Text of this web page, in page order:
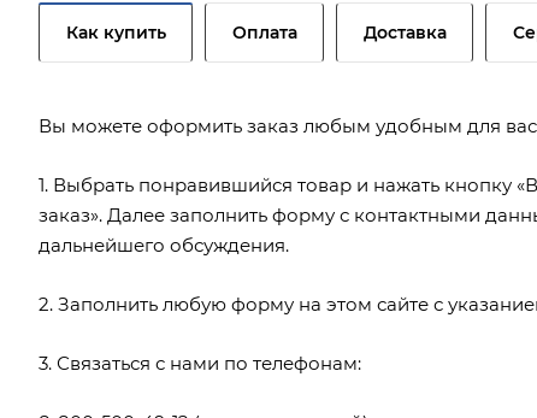
Как купить Оплата Доставка
Вы можете оформить заказ любым удобным для
1. Выбрать понравившийся товар и нажать кнопку
заказ». Далее заполнить форму с контактными
дальнейшего обсуждения.
2. Заполнить любую форму на этом сайте с
3. Связаться с нами по телефонам: